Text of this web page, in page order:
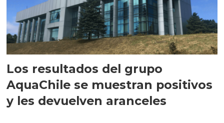
Los resultados del grupo
AquaChile se muestran positivos
y les devuelven aranceles